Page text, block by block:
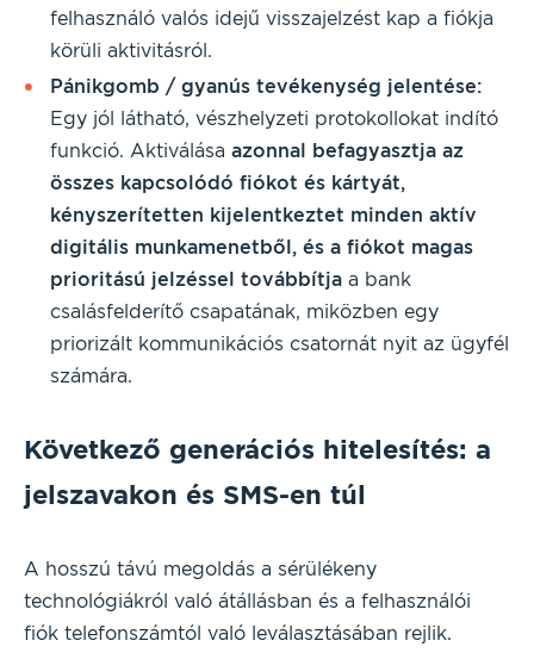
felhasználó valós idejű visszajelzést kap a fiókja
körüli aktivitásról.
Pánikgomb / gyanús tevékenység jelentése:
Egy jól látható, vészhelyzeti protokollokat indító
funkció. Aktiválása azonnal befagyasztja az
összes kapcsolódó fiókot és kártyát,
kényszerítetten kijelentkeztet minden aktív
digitális munkamenetből, és a fiókot magas
prioritású jelzéssel továbbítja a bank
csalásfelderítő csapatának, miközben egy
priorizált kommunikációs csatornát nyit az ügyfél
számára.
Következő generációs hitelesítés: a
jelszavakon és SMS-en túl
A hosszú távú megoldás a sérülékeny
technológiákról való átállásban és a felhasználói
fiók telefonszámtól való leválasztásában rejlik.